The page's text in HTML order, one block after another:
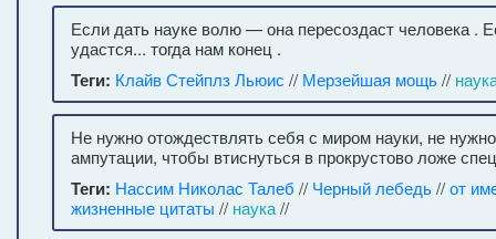
Если дать науке волю — она пересоздаст человека .
удастся... тогда нам конец .
Теги: Клайв Стейплз Льюис // Мерзейшая мощь//
Не нужно отождествлять себя с миром науки, не
ампутации, чтобы втиснуться в прокрустово ложе
Теги: Нассим Николас Талеб // Черный лебедь//от
жизненные цитаты // наука//